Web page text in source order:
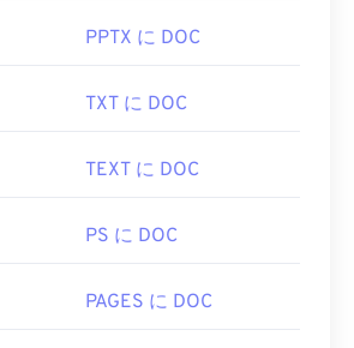
Chrome）で、これはプラットフ
作します。WebPファイルは
べてのウェブブラウザがWebP形
ューアとしては、
。IrfanView、Windows Photo
PPTX に DOC
TXT に DOC
TEXT に DOC
PS に DOC
PAGES に DOC